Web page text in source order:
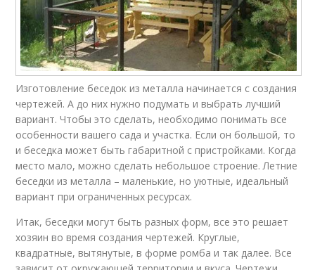
Изготовление беседок из металла начинается с создания
чертежей. А до них нужно подумать и выбрать лучший
вариант. Чтобы это сделать, необходимо понимать все
особенности вашего сада и участка. Если он большой, то
и беседка может быть габаритной с пристройками. Когда
место мало, можно сделать небольшое строение. Летние
беседки из металла – маленькие, но уютные, идеальный
вариант при ограниченных ресурсах.
Итак, беседки могут быть разных форм, все это решает
хозяин во время создания чертежей. Круглые,
квадратные, вытянутые, в форме ромба и так далее. Все